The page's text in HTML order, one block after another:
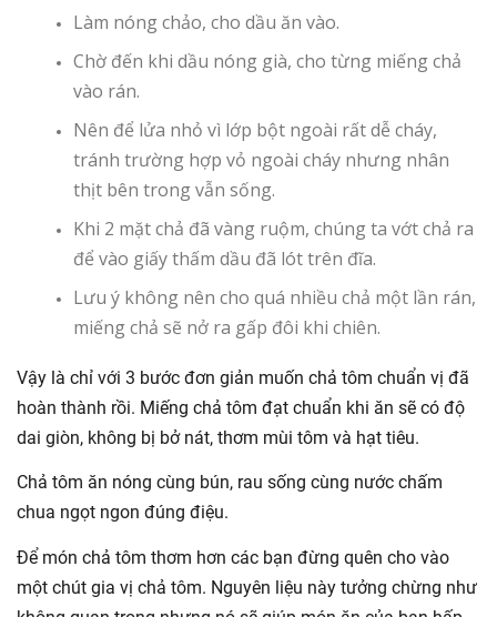
Làm nóng chảo, cho dầu ăn vào.
Chờ đến khi dầu nóng già, cho từng miếng chả
vào rán.
Nên để lửa nhỏ vì lớp bột ngoài rất dễ cháy,
tránh trường hợp vỏ ngoài cháy nhưng nhân
thịt bên trong vẫn sống.
Khi 2 mặt chả đã vàng ruộm, chúng ta vớt chả ra
để vào giấy thấm dầu đã lót trên đĩa.
Lưu ý không nên cho quá nhiều chả một lần rán,
miếng chả sẽ nở ra gấp đôi khi chiên.
Vậy là chỉ với 3 bước đơn giản muốn chả tôm chuẩn vị đã
hoàn thành rồi. Miếng chả tôm đạt chuẩn khi ăn sẽ có độ
dai giòn, không bị bở nát, thơm mùi tôm và hạt tiêu.
Chả tôm ăn nóng cùng bún, rau sống cùng nước chấm
chua ngọt ngon đúng điệu.
Để món chả tôm thơm hơn các bạn đừng quên cho vào
một chút gia vị chả tôm. Nguyên liệu này tưởng chừng như